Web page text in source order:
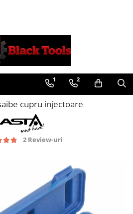
1 2
cupru injectoare
2 Review-uri